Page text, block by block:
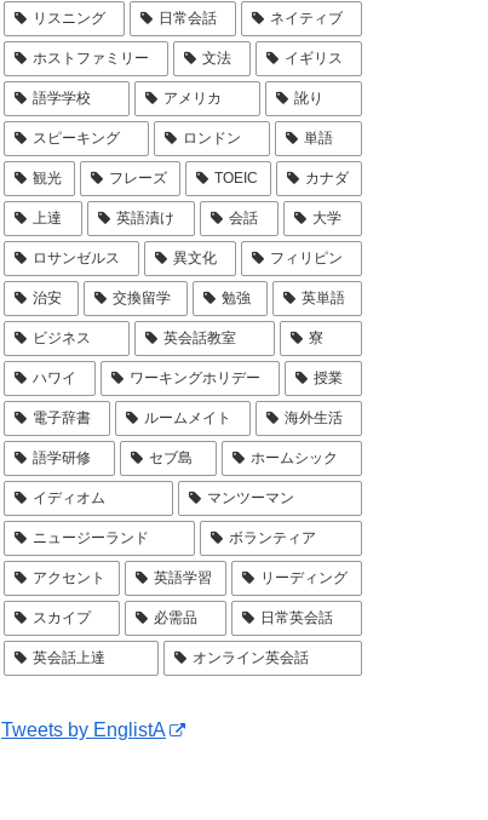
リスニング 日常会話 ネイティブ
ホストファミリー 文法 イギリス
語学学校 アメリカ 訛り
スピーキング ロンドン 単語
観光 フレーズ TOEIC カナダ
上達 英語漬け 会話 大学
ロサンゼルス 異文化 フィリピン
治安 交換留学 勉強 英単語
ビジネス 英会話教室 寮
ハワイ ワーキングホリデー 授業
電子辞書 ルームメイト 海外生活
語学研修 セブ島 ホームシック
イディオム マンツーマン
ニュージーランド ボランティア
アクセント 英語学習 リーディング
スカイプ 必需品 日常英会話
英会話上達 オンライン英会話
Tweets by EnglistA